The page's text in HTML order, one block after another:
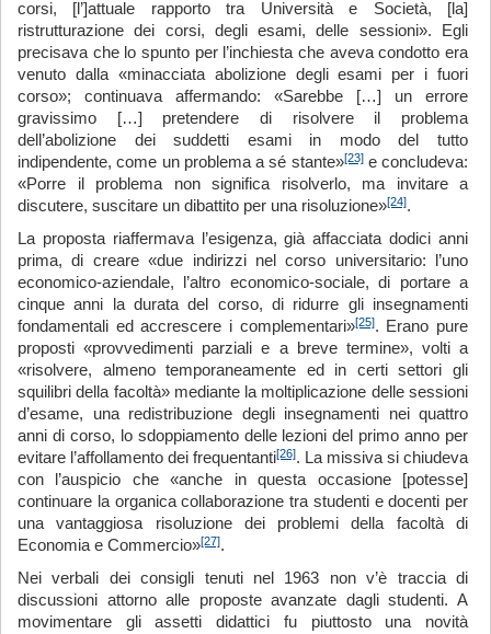
corsi, [l’]attuale rapporto tra Università e Società, [la]
ristrutturazione dei corsi, degli esami, delle sessioni». Egli
precisava che lo spunto per l’inchiesta che aveva condotto era
venuto dalla «minacciata abolizione degli esami per i fuori
corso»; continuava affermando: «Sarebbe […] un errore
gravissimo […] pretendere di risolvere il problema
dell’abolizione dei suddetti esami in modo del tutto
indipendente, come un problema a sé stante»[23]e concludeva:
«Porre il problema non significa risolverlo, ma invitare a
discutere, suscitare un dibattito per una risoluzione»[24].
La proposta riaffermava l’esigenza, già affacciata dodici anni
prima, di creare «due indirizzi nel corso universitario: l’uno
economico-aziendale, l’altro economico-sociale, di portare a
cinque anni la durata del corso, di ridurre gli insegnamenti
fondamentali ed accrescere i complementari»[25]. Erano pure
proposti «provvedimenti parziali e a breve termine», volti a
«risolvere, almeno temporaneamente ed in certi settori gli
squilibri della facoltà» mediante la moltiplicazione delle sessioni
d’esame, una redistribuzione degli insegnamenti nei quattro
anni di corso, lo sdoppiamento delle lezioni del primo anno per
evitare l’affollamento dei frequentanti[26]. La missiva si chiudeva
con l’auspicio che «anche in questa occasione [potesse]
continuare la organica collaborazione tra studenti e docenti per
una vantaggiosa risoluzione dei problemi della facoltà di
Economia e Commercio»[27].
Nei verbali dei consigli tenuti nel 1963 non v’è traccia di
discussioni attorno alle proposte avanzate dagli studenti. A
movimentare gli assetti didattici fu piuttosto una novità